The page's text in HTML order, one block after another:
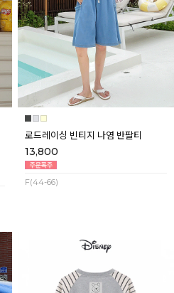
로드레이싱 빈티지 나염 반팔티
13,800
F(44-66)